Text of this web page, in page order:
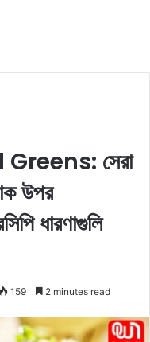
সেরা
উপর
ধারণাগুলি
159 2 minutes read